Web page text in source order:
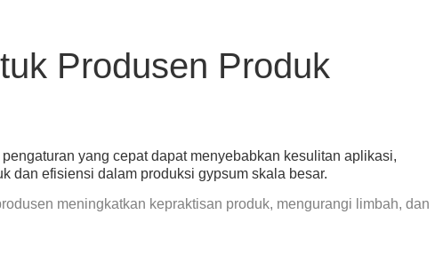
Produsen Produk
yang cepat dapat menyebabkan kesulitan aplikasi,
dan efisiensi dalam produksi gypsum skala besar.
meningkatkan kepraktisan produk, mengurangi limbah, dan